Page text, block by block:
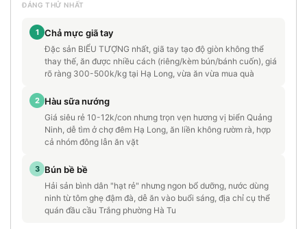
ĐÁNG THỬ NHẤT
1 Chả mực giã tay
Đặc sản BIỂU TƯỢNG nhất, giã tay tạo độ giòn không thể
thay thế, ăn được nhiều cách (riêng/kèm bún/bánh cuốn), giá
rõ ràng 300-500k/kg tại Hạ Long, vừa ăn vừa mua quà
2 Hàu sữa nướng
Giá siêu rẻ 10-12k/con nhưng trọn vẹn hương vị biển Quảng
Ninh, dễ tìm ở chợ đêm Hạ Long, ăn liền không rườm rà, hợp
cả nhóm đông lẫn ăn vặt
3 Bún bề bề
Hải sản bình dân "hạt rẻ" nhưng ngon bổ dưỡng, nước dùng
ninh từ tôm ghẹ đậm đà, dễ ăn vào buổi sáng, địa chỉ cụ thể
quán đầu cầu Trắng phường Hà Tu